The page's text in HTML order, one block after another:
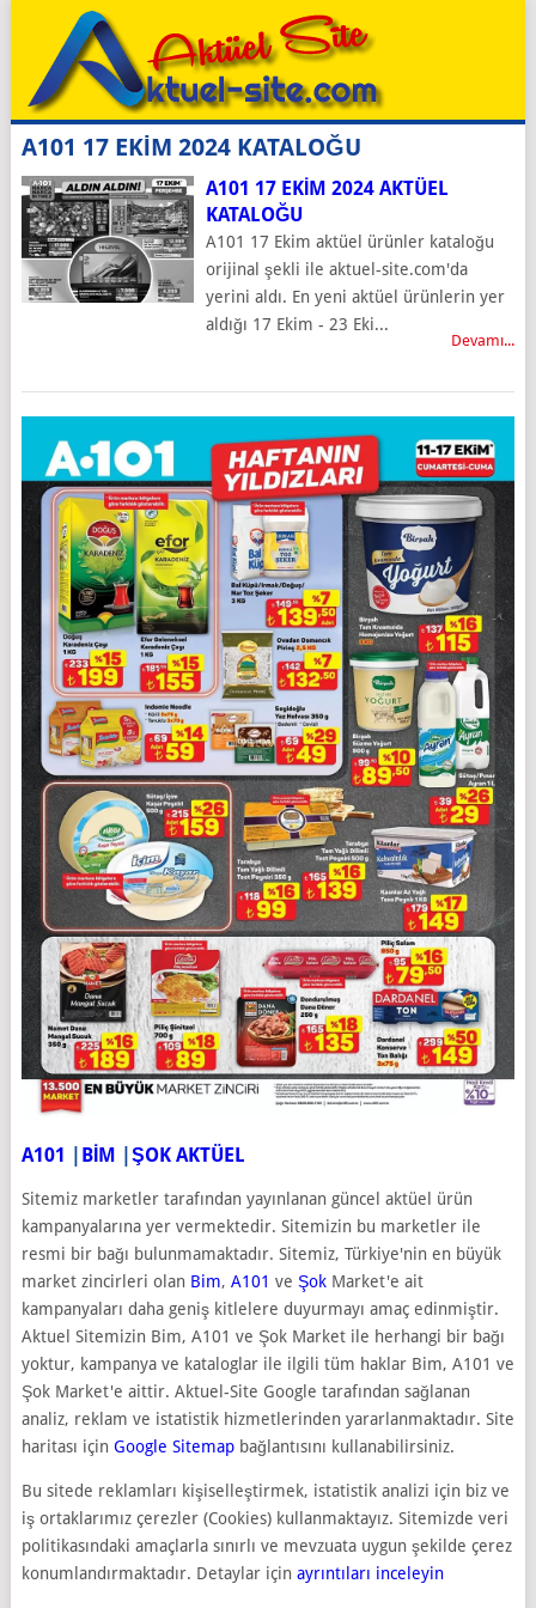
A101 17 EKİM 2024 KATALOĞU
A101 17 EKIM 2024 AKTÜEL
KATALOĞU
A101 17 Ekim aktüel ürünler kataloğu
orijinal şekli ile aktuel-site.com'da
yerini aldı. En yeni aktüel ürünlerin yer
aldığı 17 Ekim - 23 Eki...
Devamı...
A101 BİM ŞOK AKTÜEL
Sitemiz marketler tarafından yayınlanan güncel aktüel ürün
kampanyalarına yer vermektedir. Sitemizin bu marketler ile
resmi bir bağı bulunmamaktadır. Sitemiz, Türkiye'nin en büyük
market zincirleri olan Bim, A101 ve ŞokMarket'e ait
kampanyaları daha geniş kitlelere duyurmayı amaç edinmiştir.
Aktuel Sitemizin Bim, A101 ve Şok Market ile herhangi bir bağı
yoktur, kampanya ve kataloglar ile ilgili tüm haklar Bim, A101 ve
Şok Market'e aittir. Aktuel-Site Google tarafından sağlanan
analiz, reklam ve istatistik hizmetlerinden yararlanmaktadır. Site
haritası için Google Sitemapbağlantısını kullanabilirsiniz.
Bu sitede reklamları kişiselleştirmek, istatistik analizi için biz ve
iş ortaklarımız çerezler (Cookies) kullanmaktayız. Sitemizde veri
politikasındaki amaçlarla sınırlı ve mevzuata uygun şekilde çerez
konumlandırmaktadır. Detaylar için ayrıntıları inceleyin